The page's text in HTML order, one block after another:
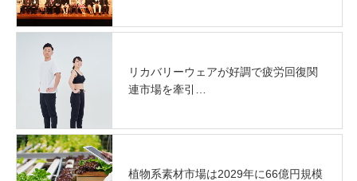
リカバリーウェアが好調で疲労回復関
連市場を牽引…
植物系素材市場は2029年に66億円規模